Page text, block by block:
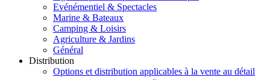
Evénémentiel & Spectacles
Marine & Bateaux
Camping & Loisirs
Agriculture & Jardins
Général
Distribution
Options et distribution applicables à la vente au détail